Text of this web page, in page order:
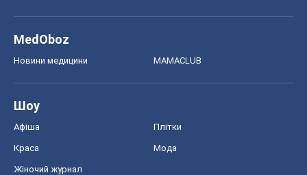
MedOboz
Новини медицини MAMACLUB
Шоу
Афіша Плітки
Краса Мода
Жіночий журнал